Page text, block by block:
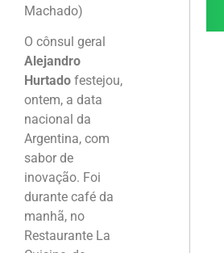
Machado)
O cônsul geral
Alejandro
Hurtado festejou,
ontem, a data
nacional da
Argentina, com
sabor de
inovação. Foi
durante café da
manhã, no
Restaurante La